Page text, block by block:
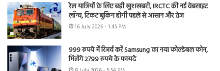
रेल यात्रियों के लिए बड़ी खुशखबरी, IRCTC की नई वेबसाइट
लॉन्च, टिकट बुकिंग होगी पहले से आसान और तेज
16 July 2026 - 1:45 PM
999 रुपये में रिजर्व करें Samsung का नया फोल्डेबल फोन,
मिलेंगे 2799 रुपये के फायदे